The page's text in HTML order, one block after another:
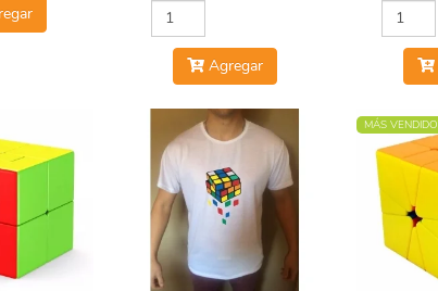
Agregar
MÁS VENDIDO